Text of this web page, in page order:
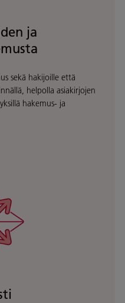
ja
sekä hakijoille että
helpolla asiakirjojen
hakemus- ja